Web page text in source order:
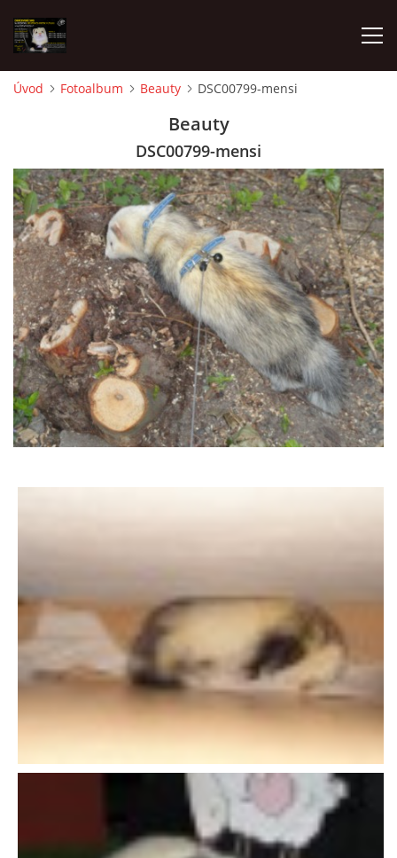
K ADOPCI
V PÉČI
VIRTUÁLNÍ ADOPCE
V NOVÝCH DOMOVECH
DFD - DOMOV FRETČÍCH DŮCHODCŮ
O FRETCE
PÉČE O FRETKU
NEMOCI FRETEK
Úvod Fotoalbum Beauty DSC00799-mensi
Beauty
DSC00799-mensi